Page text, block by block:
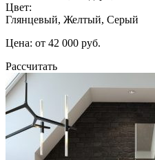
Цвет:
Глянцевый, Желтый, Серый
Цена: от 42 000 руб.
Рассчитать